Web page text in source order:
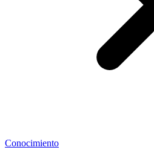
Conocimiento